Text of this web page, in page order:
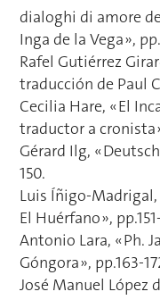
dialoghi di amore
Inga de la Vega »,
Rafel Gutiérrez
traducción de Paul
Cecilia Hare, « El
traductor a cronista
Gérard Ilg, «
150.
Luis Íñigo-
El Huérfano »,
Antonio Lara, « Ph.
Góngora », pp.163-
José Manuel López